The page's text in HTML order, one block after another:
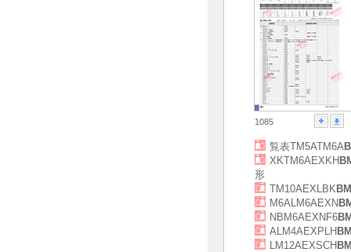
1085
覧表TM5ATM6A
XKTM6AEXKH
形
TM10AEXLBK
M6ALM6AEXN
NBM6AEXNF6
ALM4AEXPLH
LM12AEXSCH